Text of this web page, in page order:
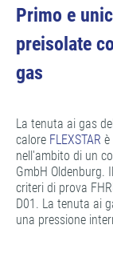
Primo e
preisolate
gas
La tenuta ai gas
calore FLEXSTAR è
nell'ambito di un
GmbH Oldenburg.
criteri di prova
D01. La tenuta ai
una pressione